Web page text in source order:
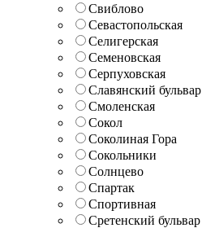
Свиблово
Севастопольская
Селигерская
Семеновская
Серпуховская
Славянский бульвар
Смоленская
Сокол
Соколиная Гора
Сокольники
Солнцево
Спартак
Спортивная
Сретенский бульвар